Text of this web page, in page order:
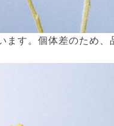
ます。個体差のため、